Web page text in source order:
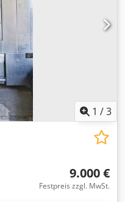
1 /3
9.000 €
Festpreis zzgl. MwSt.